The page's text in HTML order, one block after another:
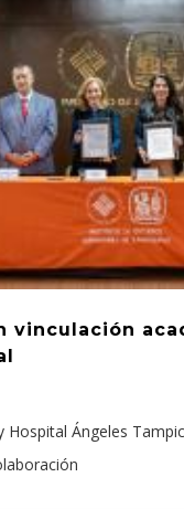
vinculación
Hospital Ángeles